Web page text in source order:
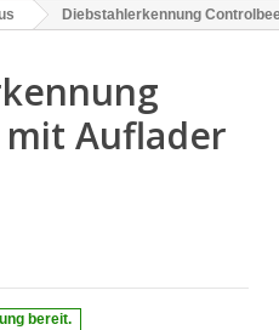
Diebstahlerkennung
Auflader
bereit.